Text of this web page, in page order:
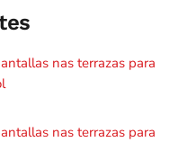
nas terrazas para
nas terrazas para